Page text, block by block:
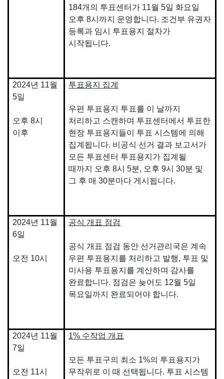
184개의 투표센터가 11월 5일 화요일
오후 8시까지 운영합니다. 조건부 유권자
등록과 임시 투표용지 절차가
시작됩니다.
2024년 11월
5일
오후 8시
이후
투표용지 집계
우편 투표용지 투표를 이 날까지
처리하고 스캔하며 투표센터에서 투표한
현장 투표용지들이 투표 시스템에 의해
집계됩니다. 비공식 선거 결과 보고서가
모든 투표센터 투표용지가 집계될
때까지 오후 8시 5분, 오후 9시 30분 및
그 후 매 30분마다 게시됩니다.
2024년 11월
6일
오전 10시
공식 개표 점검
공식 개표 점검 동안 선거관리국은 계속
우편 투표용지를 처리하고 발행, 투표 및
미사용 투표용지를 계산하며 감사를
완료합니다. 점검은 늦어도 12월 5일
목요일까지 완료되어야 합니다.
2024년 11월
7일
오전 11시
1% 수작업 개표
모든 투표구의 최소 1%의 투표용지가
무작위로 이 때 선택됩니다. 투표 시스템